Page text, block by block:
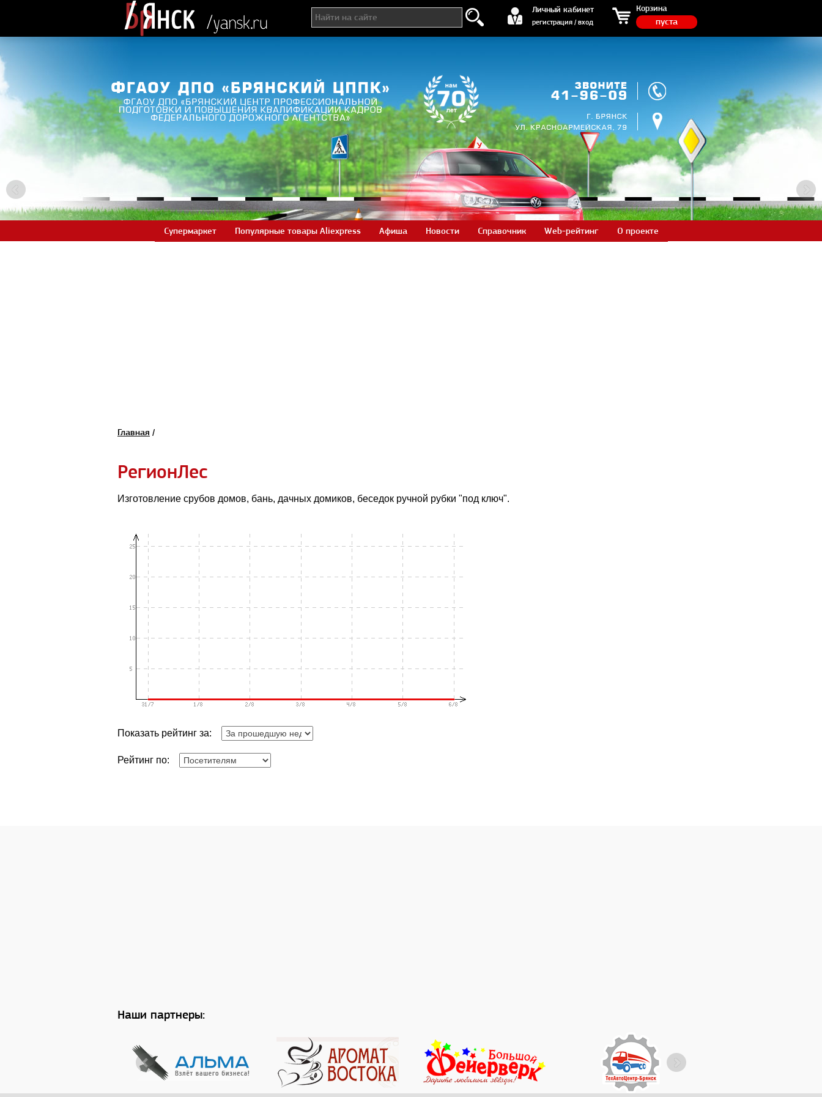
Личный кабинет
регистрация / вход
регистрация / вход Корзина
пуста
Супермаркет Популярные товары Aliexpress Афиша Новости Справочник Web-рейтинг О проекте
Главная /
РегионЛес
Изготовление срубов домов, бань, дачных домиков, беседок ручной рубки "под ключ".
Показать рейтинг за:
Рейтинг по:
Наши партнеры: